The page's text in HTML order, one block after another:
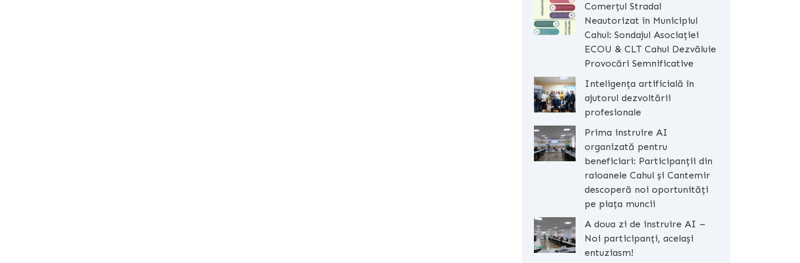
Comerțul Stradal
Neautorizat în Municipiul
Cahul: Sondajul Asociației
ECOU & CLT Cahul Dezvăluie
Provocări Semnificative
Inteligența artificială în
ajutorul dezvoltării
profesionale
Prima instruire AI
organizată pentru
beneficiari: Participanții din
raioanele Cahul și Cantemir
descoperă noi oportunități
pe piața muncii
A doua zi de instruire AI –
Noi participanți, același
entuziasm!